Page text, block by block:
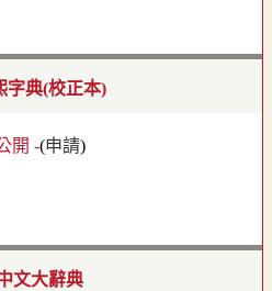
字典(校正本)
開 -(申請)
文大辭典